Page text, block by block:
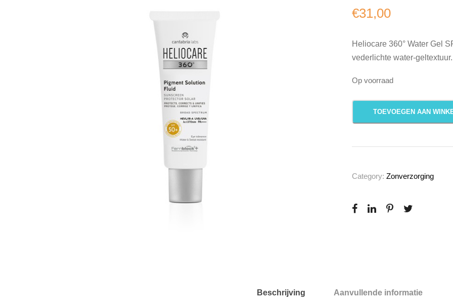
€31,00
Heliocare 360° Water Gel
vederlichte water-geltextuur.
Op voorraad
e
i
c
e
a
TOEVOEGEN AAN
Category: Zonverzorging
Beschrijving Aanvullende informatie